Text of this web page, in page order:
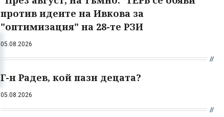
против идеите на Ивкова за
"оптимизация" на 28-те РЗИ
05.08.2026
Г-н Радев, кой пази децата?
05.08.2026